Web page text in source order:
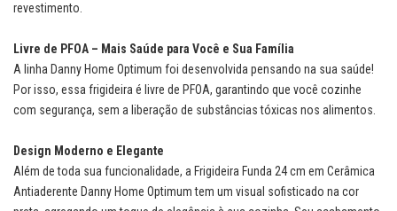
revestimento.
Livre de PFOA – Mais Saúde para Você e Sua Família
A linha Danny Home Optimum foi desenvolvida pensando na sua saúde!
Por isso, essa frigideira é livre de PFOA, garantindo que você cozinhe
com segurança, sem a liberação de substâncias tóxicas nos alimentos.
Design Moderno e Elegante
Além de toda sua funcionalidade, a Frigideira Funda 24 cm em Cerâmica
Antiaderente Danny Home Optimum tem um visual sofisticado na cor